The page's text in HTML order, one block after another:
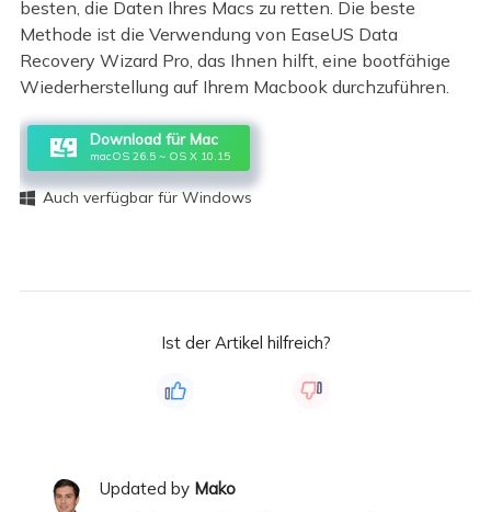
besten, die Daten Ihres Macs zu retten. Die beste
Methode ist die Verwendung von EaseUS Data
Recovery Wizard Pro, das Ihnen hilft, eine bootfähige
Wiederherstellung auf Ihrem Macbook durchzuführen.
Download für Mac
macOS 26.5 ~ OS X 10.15
 Auch verfügbar für Windows
Ist der Artikel hilfreich?
Updated by Mako